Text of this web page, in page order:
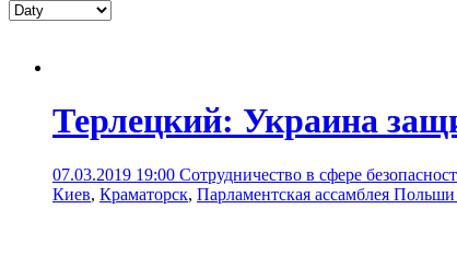
Терлецкий: Украина
07.03.2019 19:00 Сотрудничество в сфере
Киев, Краматорск, Парламентская ассамблея